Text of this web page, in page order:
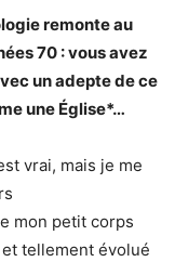
remonte au
70 : vous avez
un adepte de ce
une Église*…
vrai, mais je me
mon petit corps
tellement évolué